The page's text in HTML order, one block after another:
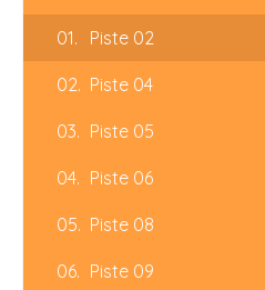
01. Piste 02
02. Piste 04
03. Piste 05
04. Piste 06
05. Piste 08
06. Piste 09